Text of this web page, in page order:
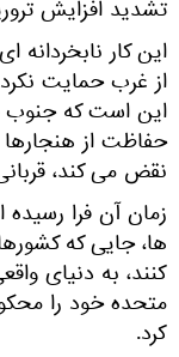
تشدید افزایش
این کار نابخردانه
از غرب حمایت
این است که جنوب
حفاظت از هنجارها
نقض می کند، قربانی
زمان آن فرا رسیده
ها، جایی که کشورها
کنند، به دنیای
متحده خود را
کرد.